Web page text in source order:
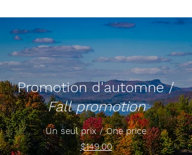
Promotion d'automne /
Fall promotion
Un seul prix / One price
$149.00